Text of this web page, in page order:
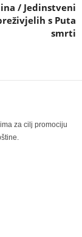
/ Jedinstveni
s Puta
smrti
za cilj promociju